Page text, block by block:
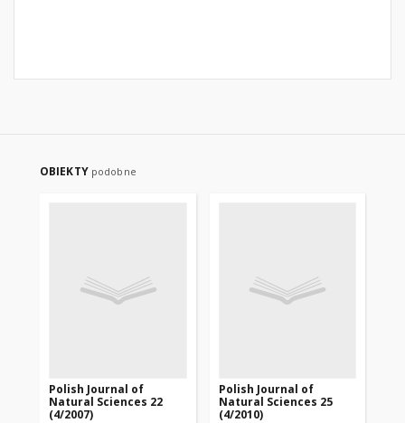
OBIEKTY podobne
Polish Journal of
Natural Sciences 22
(4/2007)
Polish Journal of
Natural Sciences 25
(4/2010)